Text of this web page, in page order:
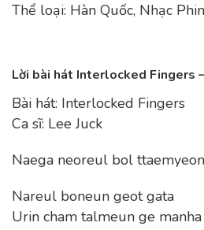
Thể loại: Hàn Quốc, Nhạc
Lời bài hát Interlocked Fingers
Bài hát: Interlocked Fingers
Ca sĩ: Lee Juck
Naega neoreul bol ttaemyeon
Nareul boneun geot gata
Urin cham talmeun ge manha